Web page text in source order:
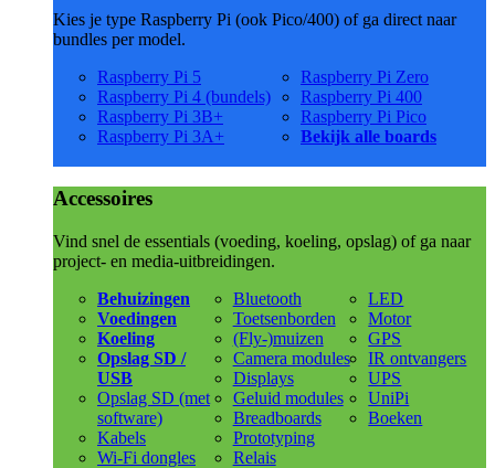
Kies je type Raspberry Pi (ook Pico/400) of ga direct naar
bundles per model.
Raspberry Pi 5
Raspberry Pi 4 (bundels)
Raspberry Pi 3B+
Raspberry Pi 3A+
Raspberry Pi Zero
Raspberry Pi 400
Raspberry Pi Pico
Bekijk alle boards
Accessoires
Vind snel de essentials (voeding, koeling, opslag) of ga naar
project- en media-uitbreidingen.
Behuizingen
Voedingen
Koeling
Opslag SD /
USB
Opslag SD (met
software)
Kabels
Wi-Fi dongles
Bluetooth
Toetsenborden
(Fly-)muizen
Camera modules
Displays
Geluid modules
Breadboards
Prototyping
Relais
LED
Motor
GPS
IR ontvangers
UPS
UniPi
Boeken